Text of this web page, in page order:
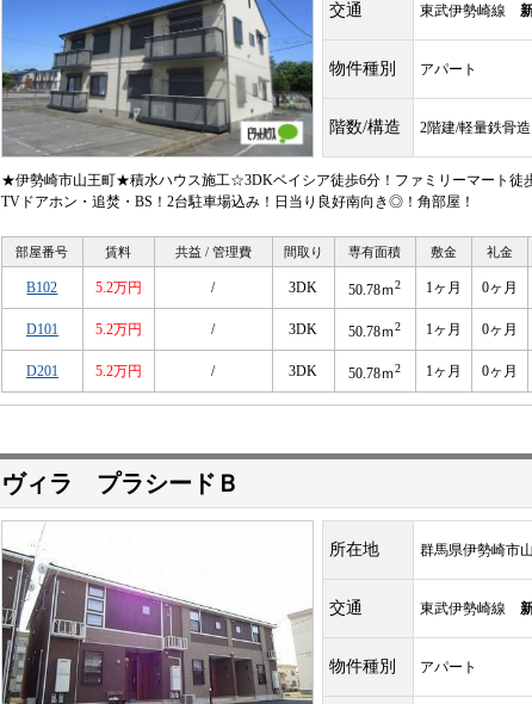
交通 東武伊勢崎線
物件種別 アパート
階数/構造 2階建/軽量鉄骨造
★伊勢崎市山王町★積水ハウス施工☆3DKベイシア徒歩6分！ファミリーマート徒
TVドアホン・追焚・BS！2台駐車場込み！日当り良好南向き◎！角部屋！
部屋番号 賃料 共益 / 管理費 間取り 専有面積 敷金 礼金
B102 5.2万円 / 3DK 50.78ｍ2 1ヶ月 0ヶ月
D101 5.2万円 / 3DK 50.78ｍ2 1ヶ月 0ヶ月
D201 5.2万円 / 3DK 50.78ｍ2 1ヶ月 0ヶ月
ヴィラ プラシードＢ
所在地 群馬県伊勢崎市
交通 東武伊勢崎線
物件種別 アパート